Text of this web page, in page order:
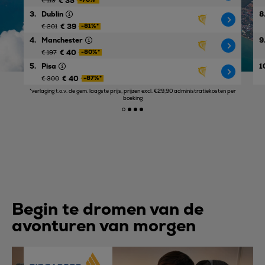
3. Dublin
€ 201 € 39 -81%*
4. Manchester
€ 197 € 40 -80%*
5. Pisa
€ 300 € 40 -87%*
8.
9.
*verlaging t.o.v. de gem. laagste prijs, prijzen excl. €29,90 administratiekosten per
boeking
Begin te dromen van de
avonturen van morgen